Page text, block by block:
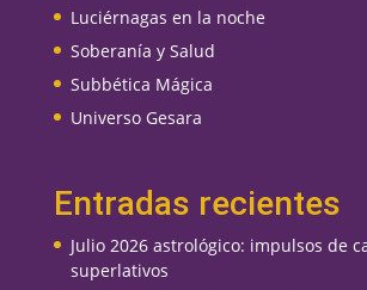
Luciérnagas en la noche
Soberanía y Salud
Subbética Mágica
Universo Gesara
Entradas recientes
Julio 2026 astrológico: impulsos de
superlativos